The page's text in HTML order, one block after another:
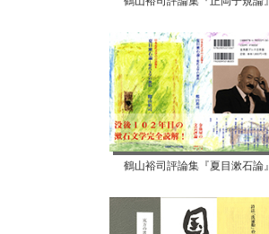
鶴山裕司評論集『夏目漱石論』